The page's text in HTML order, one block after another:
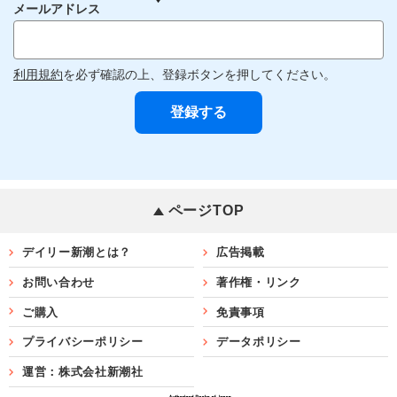
メールアドレス
利用規約を必ず確認の上、登録ボタンを押してください。
ページTOP
デイリー新潮とは？ 広告掲載
お問い合わせ 著作権・リンク
ご購入 免責事項
プライバシーポリシー データポリシー
運営：株式会社新潮社